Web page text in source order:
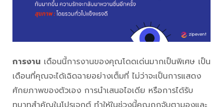
การงาน เดือนนี้การงานของคุณโดดเด่นมากเป็นพิเศษ เป็น
เดือนที่คุณจะได้เฉิดฉายอย่างเต็มที่ ไม่ว่าจะเป็นการแสดง
ศักยภาพของตัวเอง การนำเสนอไอเดีย หรือการได้รับ